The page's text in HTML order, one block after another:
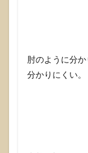
肘のように分
分かりにくい。